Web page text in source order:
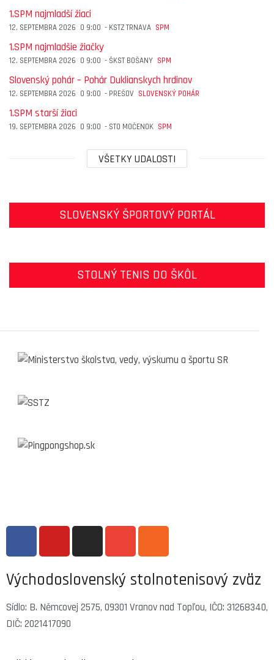
1.SPM najmladší žiaci
12. SEPTEMBRA 2026 O 9:00 - KSTZ TRNAVA SPM
1.SPM najmladšie žiačky
12. SEPTEMBRA 2026 O 9:00 - ŠKST BOŠANY SPM
Slovenský pohár – Pohár Duklianskych hrdinov
12. SEPTEMBRA 2026 O 9:00 - PREŠOV SLOVENSKÝ POHÁR
1.SPM starší žiaci
19. SEPTEMBRA 2026 O 9:00 - STO MOČENOK SPM
VŠETKY UDALOSTI
SLOVENSKÝ ŠPORTOVÝ PORTÁL
STOLNÝ TENIS DO ŠKÔL
Východoslovenský stolnotenisový zväz
Sídlo: B. Němcovej 2575, 09301 Vranov nad Topľou, IČO: 31268340,
DIČ: 2021417090